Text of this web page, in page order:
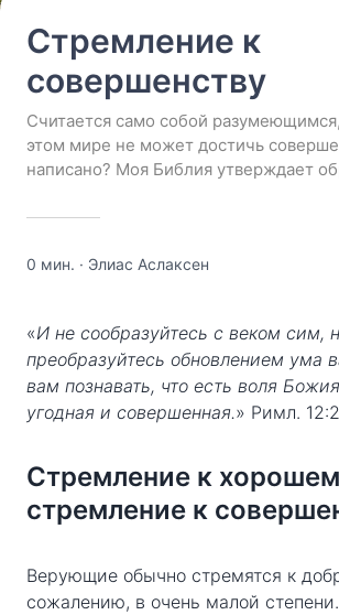
Стремление к
совершенству
Считается само собой
этом мире не может достичь
написано? Моя Библия утверждает
0 мин. · Элиас Аслаксен
«И не сообразуйтесь с веком сим,
преобразуйтесь обновлением ума
вам познавать, что есть воля
угодная и совершенная.» Римл.
Стремление к
стремление к
Верующие обычно стремятся к
сожалению, в очень малой